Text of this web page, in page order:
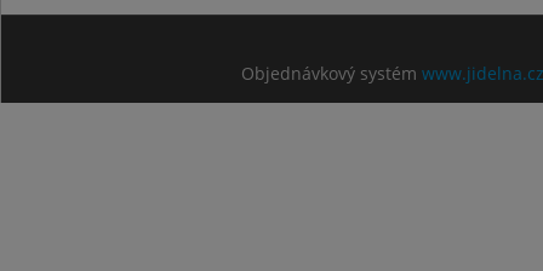
Objednávkový systém www.jidelna.cz